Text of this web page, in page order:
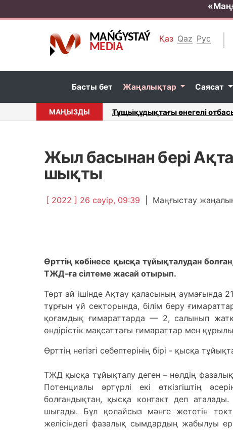
MAŃǴYSTAÝ
MEDIA
Қаз Qaz Рус
Басты бет Жаңалықтар Саясат
МАҢЫЗДЫ Ақтауда үш көлік соқтығысып
Жыл басынан бері
шықты
[ 2022 ] 26 сәуір, 09:39 Маңғыстау
Өрттің көбінесе қысқа тұйықталудан
ТЖД-ға сілтеме жасай отырып.
Төрт ай ішінде Ақтау қаласының аумағында
тұрғын үй секторында, білім беру
қоғамдық ғимараттарда — 2, салынып
өндірістік мақсаттағы ғимараттар мен
Өрттің негізгі себептерінің бірі - қысқа
ТЖД қысқа тұйықталу деген – нөлдің
Потенциалы әртүрлі екі өткізгіштің
болғандықтан, қысқа контакт деп
шығады. Бұл қолайсыз мәнге жететін
желісіндегі фазалық сымдардың жабылуы